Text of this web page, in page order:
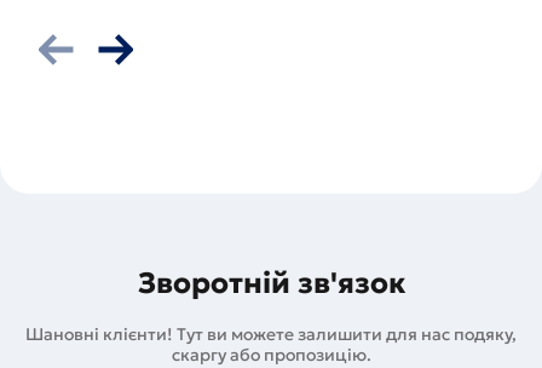
Зворотній зв'язок
Шановні клієнти! Тут ви можете залишити для нас подяку,
скаргу або пропозицію.